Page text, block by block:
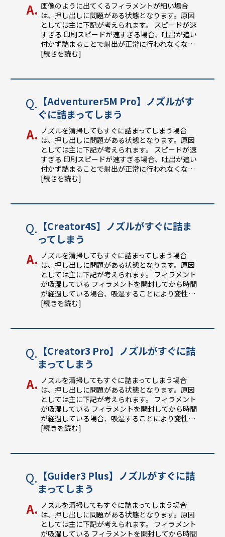
画像のように出てくるフィラメントが細い場合
は、押し出しに問題がある状態となります。原因
としては主に下記が考えられます。 スピードが速
すぎる 印刷スピードが速すぎる場合、吐出が追い
付かず詰まることで射出が正常に行われなくな…
[続きを読む]
【Adventurer5M Pro】ノズルがす
ぐに詰まってしまう
ノズルを清掃してもすぐに詰まってしまう場合
は、押し出しに問題がある状態となります。原因
としては主に下記が考えられます。 スピードが速
すぎる 印刷スピードが速すぎる場合、吐出が追い
付かず詰まることで射出が正常に行われなくな…
[続きを読む]
【Creator4S】ノズルがすぐに詰ま
ってしまう
ノズルを清掃してもすぐに詰まってしまう場合
は、押し出しに問題がある状態となります。原因
としては主に下記が考えられます。 フィラメント
が吸湿している フィラメントを開封してから時間
が経過している場合、吸湿することにより変性…
[続きを読む]
【Creator3 Pro】ノズルがすぐに詰
まってしまう
ノズルを清掃してもすぐに詰まってしまう場合
は、押し出しに問題がある状態となります。原因
としては主に下記が考えられます。 フィラメント
が吸湿している フィラメントを開封してから時間
が経過している場合、吸湿することにより変性…
[続きを読む]
【Guider3 Plus】ノズルがすぐに詰
まってしまう
ノズルを清掃してもすぐに詰まってしまう場合
は、押し出しに問題がある状態となります。原因
としては主に下記が考えられます。 フィラメント
が吸湿している フィラメントを開封してから時間